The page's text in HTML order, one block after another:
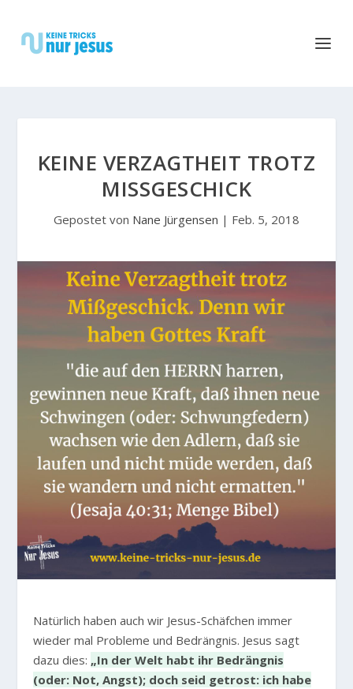
KEINE VERZAGTHEIT TROTZ
MISSGESCHICK
Gepostet von Nane Jürgensen | Feb. 5, 2018
Natürlich haben auch wir Jesus-Schäfchen immer
wieder mal Probleme und Bedrängnis. Jesus sagt
dazu dies: „In der Welt habt ihr Bedrängnis
(oder: Not, Angst); doch seid getrost: ich habe